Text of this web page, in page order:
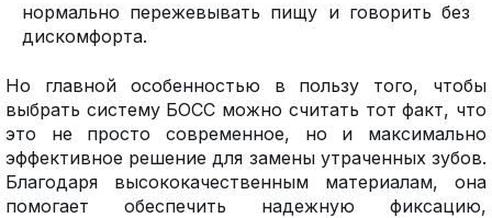
нормально пережевывать пищу и говорить без
дискомфорта.
Но главной особенностью в пользу того, чтобы
выбрать систему БОСС можно считать тот факт, что
это не просто современное, но и максимально
эффективное решение для замены утраченных зубов.
Благодаря высококачественным материалам, она
помогает обеспечить надежную фиксацию,